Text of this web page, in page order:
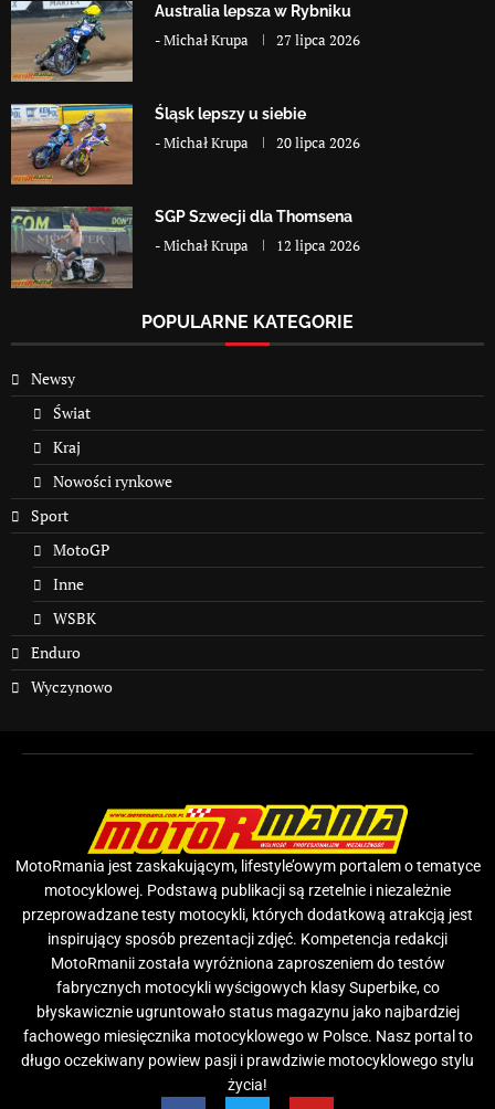
Australia lepsza w Rybniku
-Michał Krupa 27 lipca 2026
Śląsk lepszy u siebie
-Michał Krupa 20 lipca 2026
SGP Szwecji dla Thomsena
-Michał Krupa 12 lipca 2026
POPULARNE KATEGORIE
Newsy
Świat
Kraj
Nowości rynkowe
Sport
MotoGP
Inne
WSBK
Enduro
Wyczynowo
MotoRmania jest zaskakującym, lifestyle’owym portalem o tematyce
motocyklowej. Podstawą publikacji są rzetelnie i niezależnie
przeprowadzane testy motocykli, których dodatkową atrakcją jest
inspirujący sposób prezentacji zdjęć. Kompetencja redakcji
MotoRmanii została wyróżniona zaproszeniem do testów
fabrycznych motocykli wyścigowych klasy Superbike, co
błyskawicznie ugruntowało status magazynu jako najbardziej
fachowego miesięcznika motocyklowego w Polsce. Nasz portal to
długo oczekiwany powiew pasji i prawdziwie motocyklowego stylu
życia!